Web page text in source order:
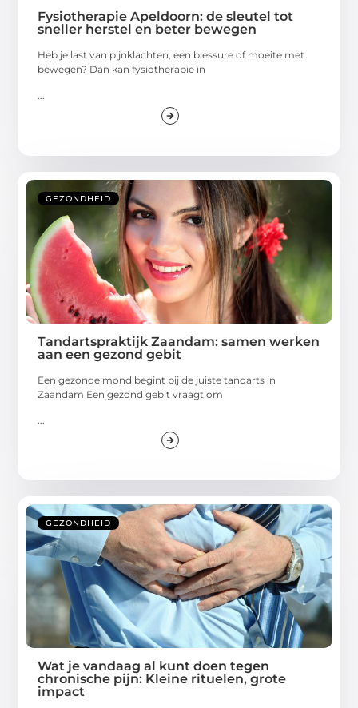
Fysiotherapie Apeldoorn: de sleutel tot
sneller herstel en beter bewegen
Heb je last van pijnklachten, een blessure of moeite met
bewegen? Dan kan fysiotherapie in
GEZONDHEID
Tandartspraktijk Zaandam: samen werken
aan een gezond gebit
Een gezonde mond begint bij de juiste tandarts in
Zaandam Een gezond gebit vraagt om
GEZONDHEID
Wat je vandaag al kunt doen tegen
chronische pijn: Kleine rituelen, grote
impact